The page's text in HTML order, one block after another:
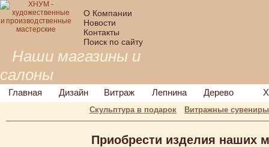
О Компании
Новости
Контакты
Поиск по сайту
Наши магазины и
салоны
Главная Дизайн Витраж Лепнина Дерево
Скульптура в подарок Витражные
Приобрести изделия наших